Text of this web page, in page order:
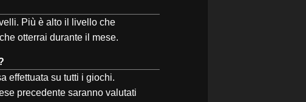
Più è alto il livello che
otterrai durante il mese.
effettuata su tutti i giochi.
precedente saranno valutati